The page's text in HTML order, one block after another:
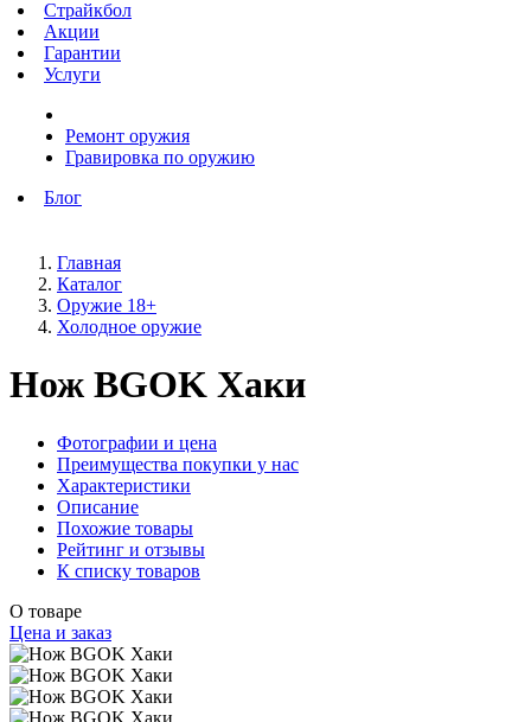
Страйкбол
Акции
Гарантии
Услуги
Ремонт оружия
Гравировка по оружию
Блог
Главная
Каталог
Оружие 18+
Холодное оружие
Нож BGOK Хаки
Фотографии и цена
Преимущества покупки у нас
Характеристики
Описание
Похожие товары
Рейтинг и отзывы
К списку товаров
О товаре
Цена и заказ